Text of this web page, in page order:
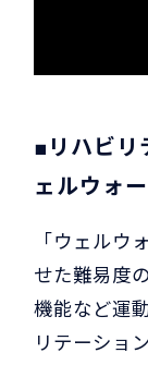
■リハビリ
ェルウォ
「ウェルウ
せた難易度
機能など運
リテーショ